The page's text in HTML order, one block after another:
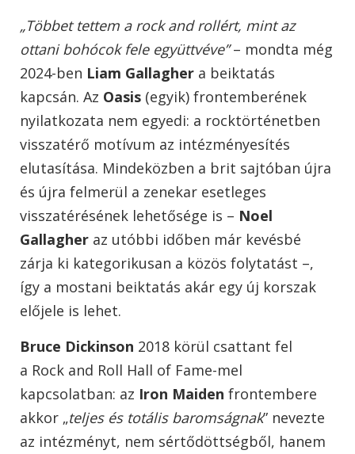
„Többet tettem a rock and rollért, mint az
ottani bohócok fele együttvéve”– mondta még
2024-ben Liam Gallagher a beiktatás
kapcsán. Az Oasis (egyik) frontemberének
nyilatkozata nem egyedi: a rocktörténetben
visszatérő motívum az intézményesítés
elutasítása. Mindeközben a brit sajtóban újra
és újra felmerül a zenekar esetleges
visszatérésének lehetősége is – Noel
Gallagher az utóbbi időben már kevésbé
zárja ki kategorikusan a közös folytatást –,
így a mostani beiktatás akár egy új korszak
előjele is lehet.
Bruce Dickinson 2018 körül csattant fel
a Rock and Roll Hall of Fame-mel
kapcsolatban: az Iron Maiden frontembere
akkor „teljes és totális baromságnak” nevezte
az intézményt, nem sértődöttségből, hanem